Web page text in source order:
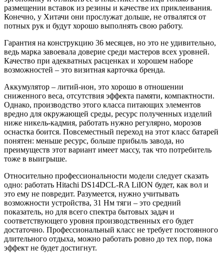
размещении вставок из резины и качестве их приклеивания.
Конечно, у Хитачи они прослужат дольше, не отвалятся от
потных рук и будут хорошо выполнять свою работу.
Гарантия на конструкцию 36 месяцев, но это не удивительно,
ведь марка завоевала доверие среди мастеров всех уровней.
Качество при адекватных расценках и хорошем наборе
возможностей – это визитная карточка бренда.
Аккумулятор – литий-ион, это хорошо в отношении
сниженного веса, отсутствия эффекта памяти, компактности.
Однако, производство этого класса питающих элементов
вредно для окружающей среды, ресурс полученных изделий
ниже никель-кадмия, работать нужно регулярно, морозов
оснастка боится. Повсеместный переход на этот класс батарей
понятен: меньше ресурс, больше прибыль завода, но
преимуществ этот вариант имеет массу, так что потребитель
тоже в выигрыше.
Относительно профессиональности модели следует сказать
одно: работать Hitachi DS14DCL-RA LiION будет, как вол и
это ему не повредит. Разумеется, нужно учитывать
возможности устройства, 31 Нм тяги – это средний
показатель, но для всего спектра бытовых задач и
соответствующего уровня производственных его будет
достаточно. Профессиональный класс не требует постоянного
длительного отдыха, можно работать ровно до тех пор, пока
эффект не будет достигнут.